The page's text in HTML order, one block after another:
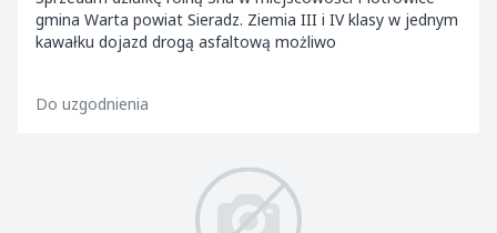
gmina Warta powiat Sieradz. Ziemia III i IV klasy w jednym
kawałku dojazd drogą asfaltową możliwo
Do uzgodnienia